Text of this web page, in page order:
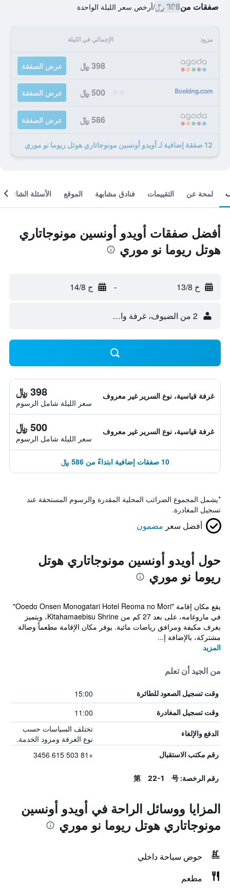
صفقات من398 ﷼ /أرخص سعر الليلة الواحدة
مزود الإجمالي في الليلة
398 ﷼ عرض الصفقة
500 ﷼ عرض الصفقة
586 ﷼ عرض الصفقة
12 صفقة إضافية لـ أويدو أونسين مونوجاتاري هوتل ريوما نو موري
لمحة عن التقييمات فنادق مشابهة الموقع الأسئلة الشائعة
أفضل صفقات أويدو أونسين مونوجاتاري
هوتل ريوما نو موري
خ 13/8 - ج 14/8
2 من الضيوف، غرفة واحدة
غرفة قياسية، نوع السرير غير معروف 398 ﷼
سعر الليلة شامل الرسوم
غرفة قياسية، نوع السرير غير معروف 500 ﷼
سعر الليلة شامل الرسوم
10 صفقات إضافية ابتداءً من 586 ﷼
*يشمل المجموع الضرائب المحلية المقدرة والرسوم المستحقة عند
تسجيل المغادرة.
أفضل سعر مضمون
حول أويدو أونسين مونوجاتاري هوتل
ريوما نو موري
يقع مكان إقامة "Ooedo Onsen Monogatari Hotel Reoma no Mori"
في ماروغامه، على بعد 27 كم من Kitahamaebisu Shrine، ويتميز
بغرف مكيفة ومرافق رياضات مائية. يوفر مكان الإقامة مطعماً وصالة
مشتركة، بالإضافة إ...
المزيد
من الجيد أن تعلم
وقت تسجيل الصعود للطائرة 15:00
وقت تسجيل المغادرة 11:00
الدفع والإلغاء
تختلف السياسات حسب
نوع الغرفة ومزود الخدمة.
رقم مكتب الاستقبال +81 503 615 3456
رقم الرخصة: 第 22-1 号
المزايا ووسائل الراحة في أويدو أونسين
مونوجاتاري هوتل ريوما نو موري
حوض سباحة داخلي
مطعم